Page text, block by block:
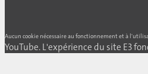
Aucun cookie nécessaire au fonctionnement et à
YouTube. L'expérience du site E3